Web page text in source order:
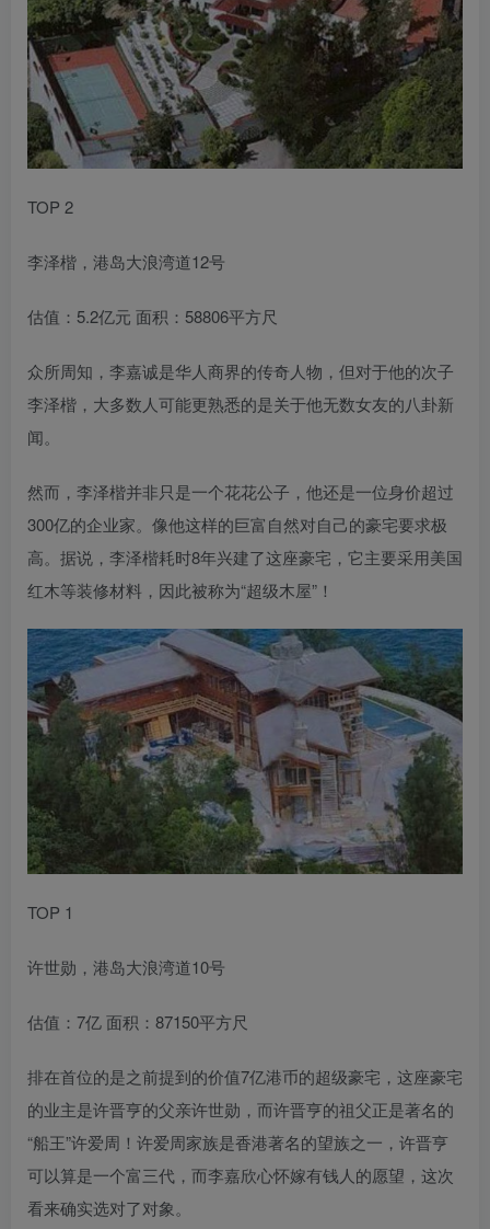
TOP 2
李泽楷，港岛大浪湾道12号
估值：5.2亿元 面积：58806平方尺
众所周知，李嘉诚是华人商界的传奇人物，但对于他的次子
李泽楷，大多数人可能更熟悉的是关于他无数女友的八卦新
闻。
然而，李泽楷并非只是一个花花公子，他还是一位身价超过
300亿的企业家。像他这样的巨富自然对自己的豪宅要求极
高。据说，李泽楷耗时8年兴建了这座豪宅，它主要采用美国
红木等装修材料，因此被称为“超级木屋”！
TOP 1
许世勋，港岛大浪湾道10号
估值：7亿 面积：87150平方尺
排在首位的是之前提到的价值7亿港币的超级豪宅，这座豪宅
的业主是许晋亨的父亲许世勋，而许晋亨的祖父正是著名的
“船王”许爱周！许爱周家族是香港著名的望族之一，许晋亨
可以算是一个富三代，而李嘉欣心怀嫁有钱人的愿望，这次
看来确实选对了对象。